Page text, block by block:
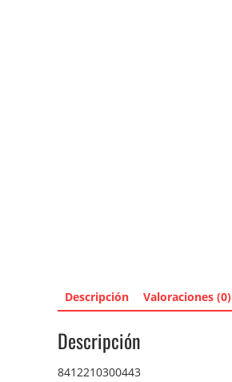
Descripción Valoraciones (0)
Descripción
8412210300443